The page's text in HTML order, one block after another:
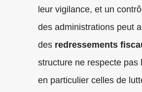
leur vigilance, et un
des administrations peut
des redressements
structure ne respecte pas
en particulier celles de